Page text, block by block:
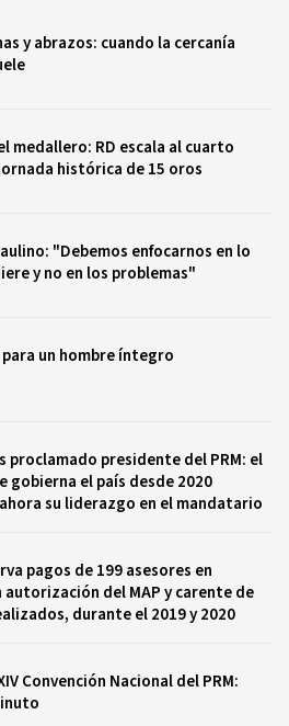
y abrazos: cuando la cercanía
medallero: RD escala al cuarto
histórica de 15 oros
"Debemos enfocarnos en lo
y no en los problemas"
un hombre íntegro
proclamado presidente del PRM: el
gobierna el país desde 2020
su liderazgo en el mandatario
pagos de 199 asesores en
autorización del MAP y carente de
durante el 2019 y 2020
Convención Nacional del PRM: